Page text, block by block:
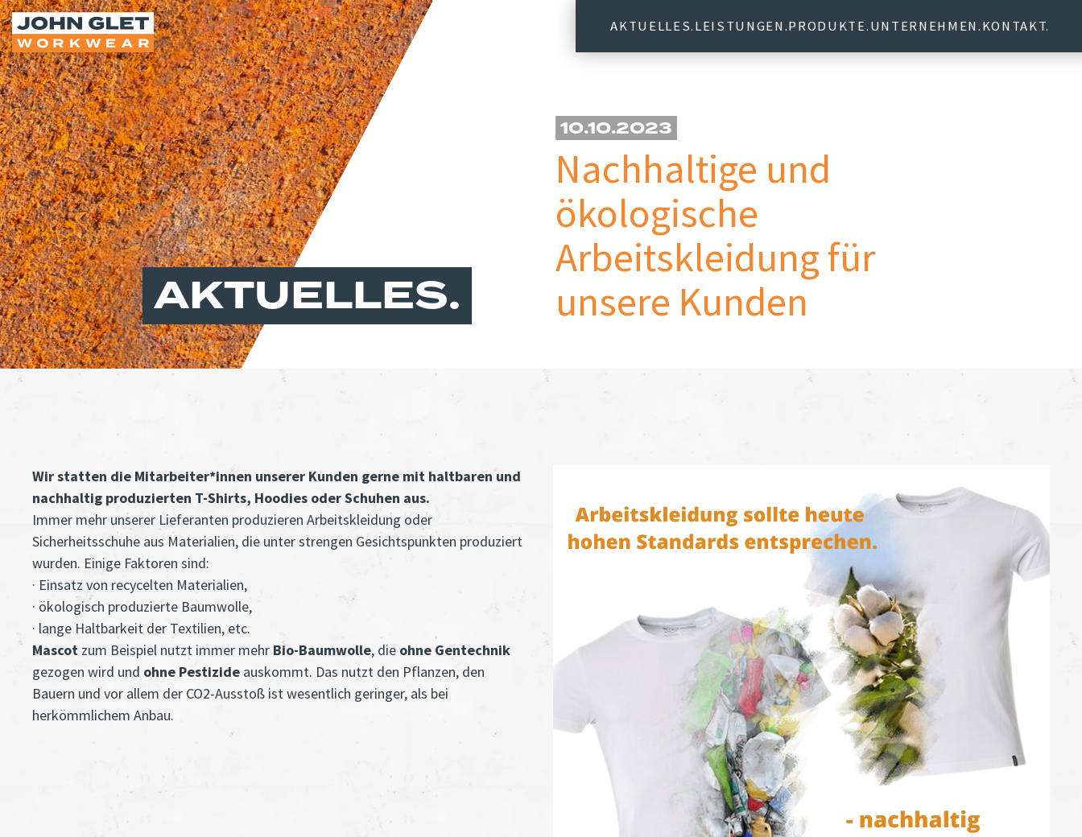
AKTUELLES LEISTUNGEN PRODUKTE UNTERNEHMEN KONTAKT
AKTUELLES
Nachhaltige und
ökologische
Arbeitskleidung für
unsere Kunden
10.10.2023
Wir statten die Mitarbeiter*innen unserer Kunden gerne mit haltbaren und
nachhaltig produzierten T-Shirts, Hoodies oder Schuhen aus.
Immer mehr unserer Lieferanten produzieren Arbeitskleidung oder
Sicherheitsschuhe aus Materialien, die unter strengen Gesichtspunkten produziert
wurden. Einige Faktoren sind:
· Einsatz von recycelten Materialien,
· ökologisch produzierte Baumwolle,
· lange Haltbarkeit der Textilien, etc.
Mascot zum Beispiel nutzt immer mehr Bio-Baumwolle, die ohne Gentechnik
gezogen wird und ohne Pestizide auskommt. Das nutzt den Pflanzen, den
Bauern und vor allem der CO2-Ausstoß ist wesentlich geringer, als bei
herkömmlichem Anbau.